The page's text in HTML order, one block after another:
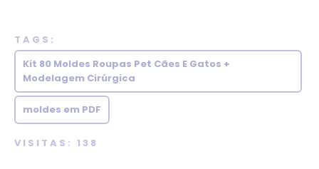
TAGS:
Kit 80 Moldes Roupas Pet Cães E Gatos +
Modelagem Cirúrgica
moldes em PDF
VISITAS: 138